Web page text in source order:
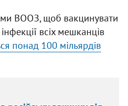
ВООЗ, щоб вакцинувати
всіх мешканців
понад 100 мільярдів